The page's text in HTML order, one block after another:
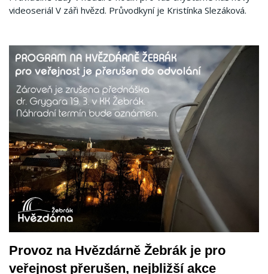
videoseriál V záři hvězd. Průvodkyní je Kristínka Slezáková.
Provoz na Hvězdárně Žebrák je pro
veřejnost přerušen, nejbližší akce